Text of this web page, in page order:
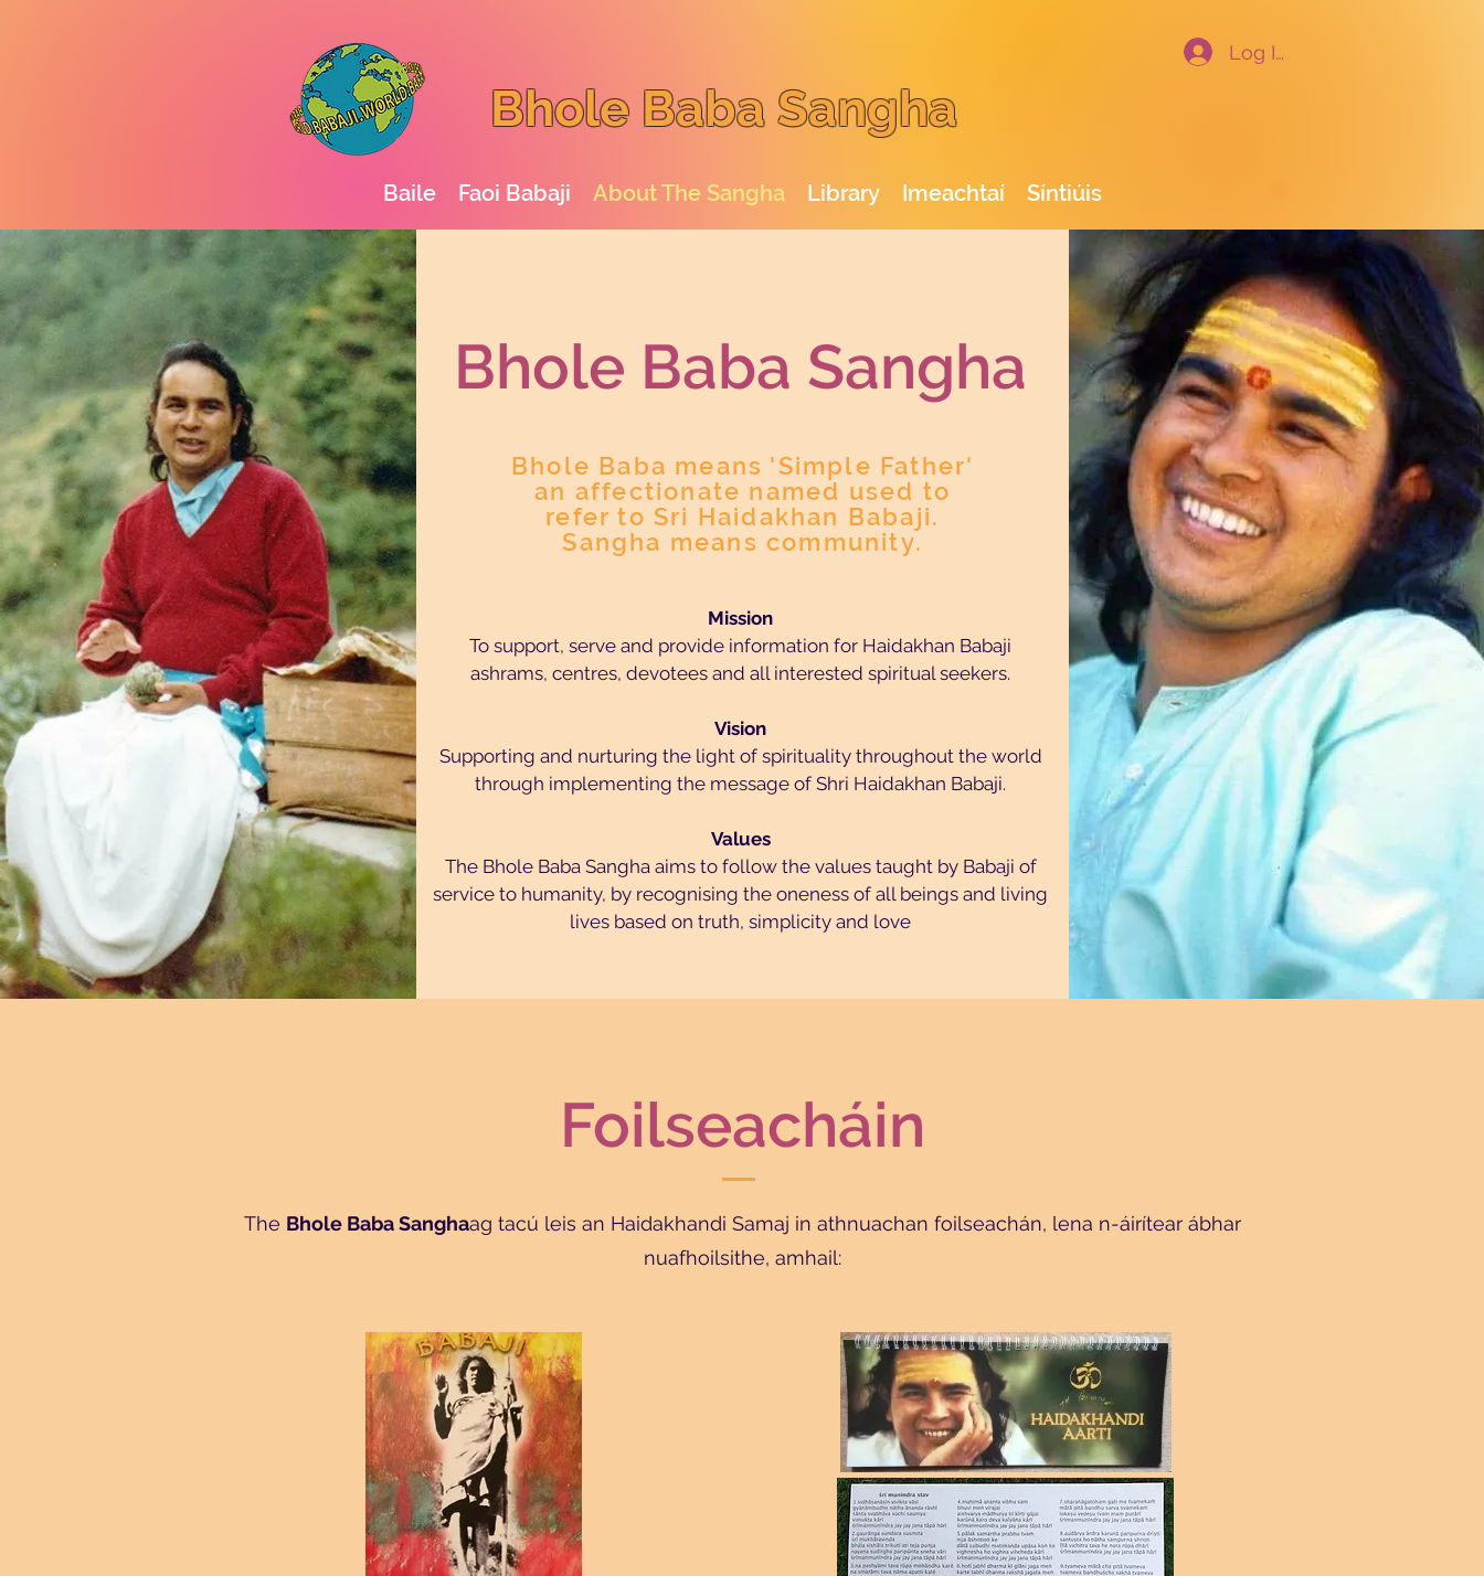
Bhole Baba Sangha
Log In
Baile Faoi Babaji About The Sangha Library Imeachtaí Síntiúis
Bhole Baba Sangha
Bhole Baba means 'Simple Father'
an affectionate named used to
refer to Sri Haidakhan Babaji.
Sangha means community.
Mission
To support, serve and provide information for Haidakhan Babaji
ashrams, centres, devotees and all interested spiritual seekers.
Vision
Supporting and nurturing the light of spirituality throughout the world
through implementing the message of Shri Haidakhan Babaji.
Values
The Bhole Baba Sangha aims to follow the values taught by Babaji of
service to humanity, by recognising the oneness of all beings and living
lives based on truth, simplicity and love
Foilseacháin
The Bhole Baba Sanghaag tacú leis an Haidakhandi Samaj in athnuachan foilseachán, lena n-áirítear ábhar
nuafhoilsithe, amhail: